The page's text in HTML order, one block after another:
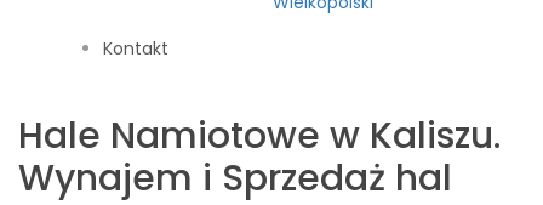
Kontakt
Hale Namiotowe w Kaliszu.
Wynajem i Sprzedaż hal